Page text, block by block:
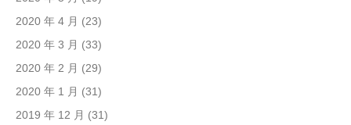
2020 年 4 月 (23)
2020 年 3 月 (33)
2020 年 2 月 (29)
2020 年 1 月 (31)
2019 年 12 月 (31)